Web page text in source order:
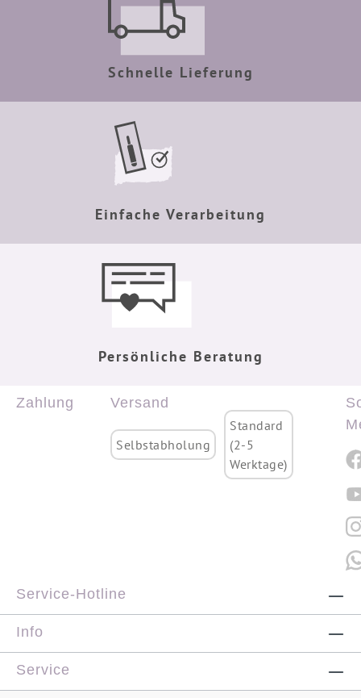
Schnelle Lieferung
Einfache Verarbeitung
Persönliche Beratung
Zahlung Versand
Selbstabholung
Standard
(2-5
Werktage)
Service-Hotline
Info
Service